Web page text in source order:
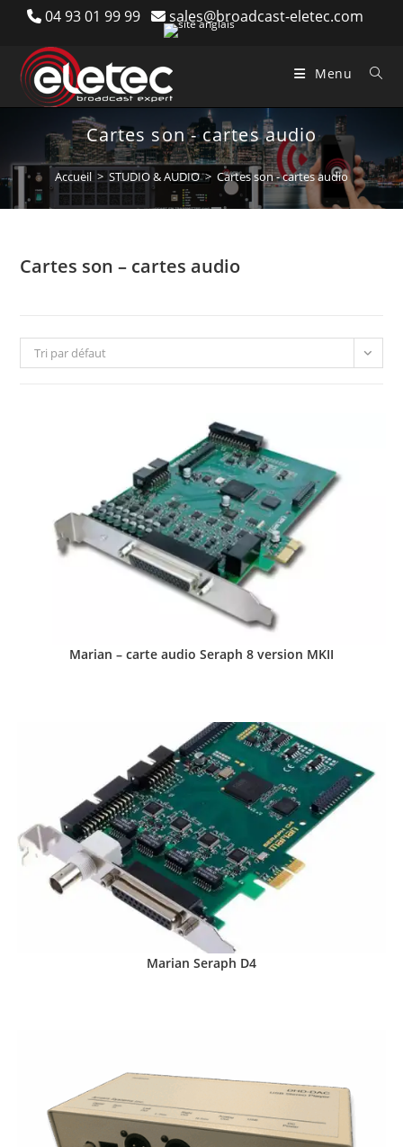
content
04 93 01 99 99 sales@broadcast-eletec.com
Menu
Cartes son - cartes audio
Accueil > STUDIO & AUDIO > Cartes son - cartes audio
Cartes son – cartes audio
Tri par défaut
Marian – carte audio Seraph 8 version MKII
Marian Seraph D4